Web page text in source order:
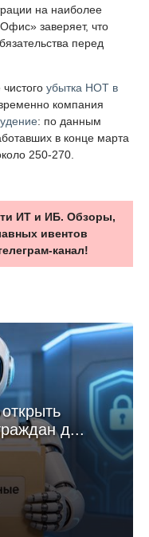
на наиболее
заверяет, что
перед
убытка НОТ в
компания
: по данным
в конце марта
250-270.
ИТ и ИБ. Обзоры,
ивентов
канал!
д...